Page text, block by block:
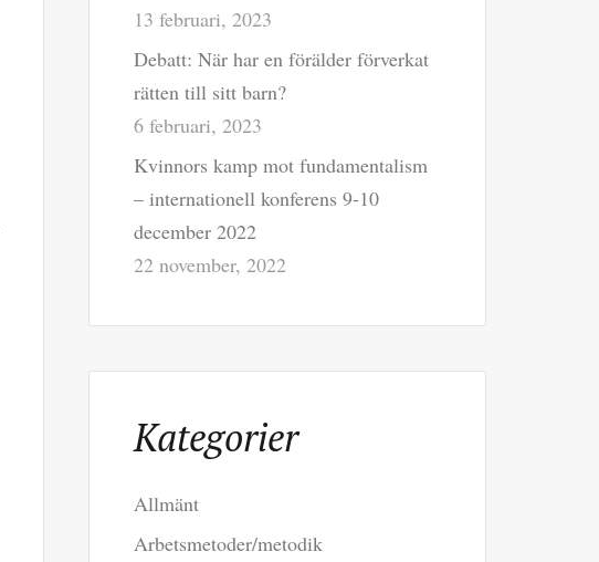
13 februari, 2023
Debatt: När har en förälder förverkat
rätten till sitt barn?
6 februari, 2023
Kvinnors kamp mot fundamentalism
– internationell konferens 9-10
december 2022
22 november, 2022
Kategorier
Allmänt
Arbetsmetoder/metodik